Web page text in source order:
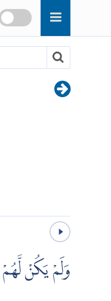
وَلَمْ يَكُنْ